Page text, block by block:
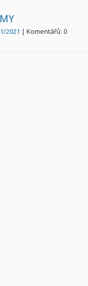
2021 | Komentářů: 0